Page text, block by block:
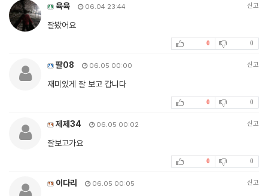
육육 06.04 23:44 신고
잘봤어요
0 0
팔08 06.05 00:00 신고
재미있게 잘 보고 갑니다
0 0
제제34 06.05 00:02 신고
잘보고가요
0 0
이다리 06.05 00:05 신고